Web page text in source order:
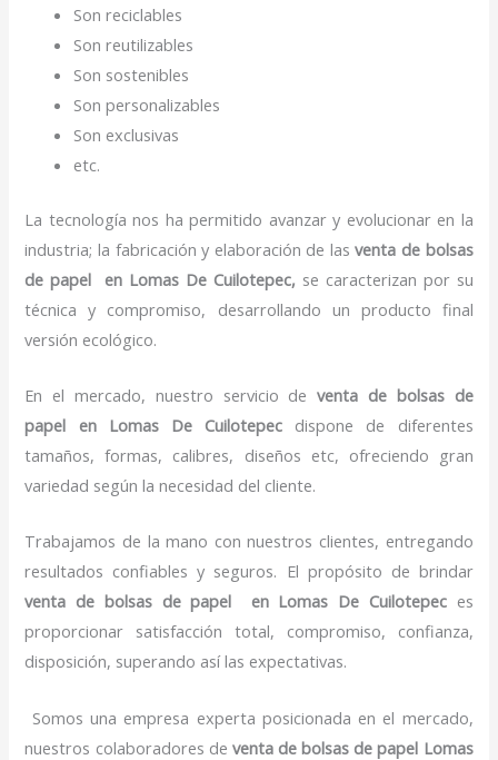
Son reciclables
Son reutilizables
Son sostenibles
Son personalizables
Son exclusivas
etc.
La tecnología nos ha permitido avanzar y evolucionar en la
industria; la fabricación y elaboración de lasventa de bolsas
de papel en Lomas De Cuilotepec, se caracterizan por su
técnica y compromiso, desarrollando un producto final
versión ecológico.
En el mercado, nuestro servicio deventa de bolsas de
papel en Lomas De Cuilotepec dispone de diferentes
tamaños, formas, calibres, diseños etc, ofreciendo gran
variedad según la necesidad del cliente.
Trabajamos de la mano con nuestros clientes, entregando
resultados confiables y seguros. El propósito de brindar
venta de bolsas de papel en Lomas De Cuilotepeces
proporcionar satisfacción total, compromiso, confianza,
disposición, superando así las expectativas.
Somos una empresa experta posicionada en el mercado,
nuestros colaboradores de venta de bolsas de papel Lomas